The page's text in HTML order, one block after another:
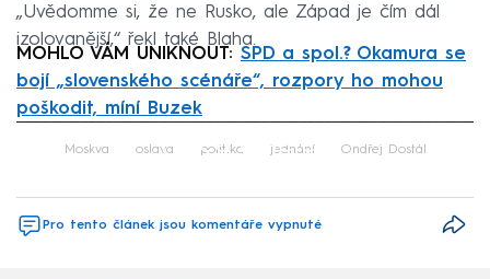
„Uvědomme si, že ne Rusko, ale Západ je čím dál
izolovanější,“ řekl také Blaha.
MOHLO VÁM UNIKNOUT: SPD a spol.? Okamura se
bojí „slovenského scénáře“, rozpory ho mohou
poškodit, míní Buzek
Failed to fetch
Moskva oslava politika jednání Ondřej Dostál
Pro tento článek jsou komentáře vypnuté